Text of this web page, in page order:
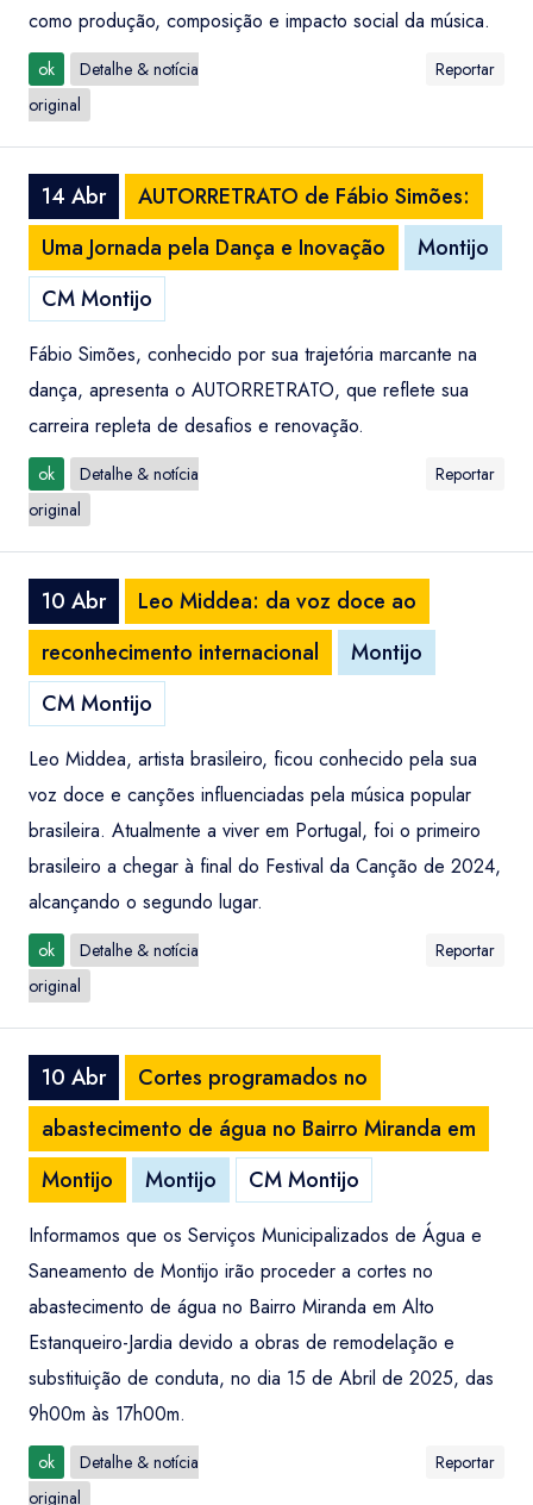
como produção, composição e impacto social da música.
ok
Detalhe & notícia
original
Reportar
14 Abr
AUTORRETRATO de Fábio Simões:
Uma Jornada pela Dança e Inovação
Montijo
CM Montijo
Fábio Simões, conhecido por sua trajetória marcante na
dança, apresenta o AUTORRETRATO, que reflete sua
carreira repleta de desafios e renovação.
ok
Detalhe & notícia
original
Reportar
10 Abr
Leo Middea: da voz doce ao
reconhecimento internacional
Montijo
CM Montijo
Leo Middea, artista brasileiro, ficou conhecido pela sua
voz doce e canções influenciadas pela música popular
brasileira. Atualmente a viver em Portugal, foi o primeiro
brasileiro a chegar à final do Festival da Canção de 2024,
alcançando o segundo lugar.
ok
Detalhe & notícia
original
Reportar
10 Abr
Cortes programados no
abastecimento de água no Bairro Miranda em
Montijo
Montijo CM Montijo
Informamos que os Serviços Municipalizados de Água e
Saneamento de Montijo irão proceder a cortes no
abastecimento de água no Bairro Miranda em Alto
Estanqueiro-Jardia devido a obras de remodelação e
substituição de conduta, no dia 15 de Abril de 2025, das
9h00m às 17h00m.
ok
Detalhe & notícia
original
Reportar